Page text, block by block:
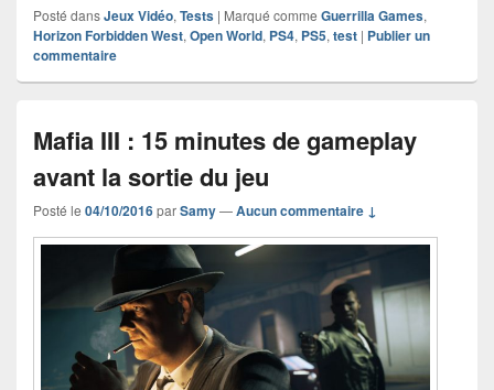
Posté dansJeux Vidéo, Tests | Marqué comme Guerrilla Games,
Horizon Forbidden West, Open World, PS4, PS5, test | Publier un
commentaire
Mafia III : 15 minutes de gameplay
avant la sortie du jeu
Posté le 04/10/2016parSamy—Aucun commentaire ↓